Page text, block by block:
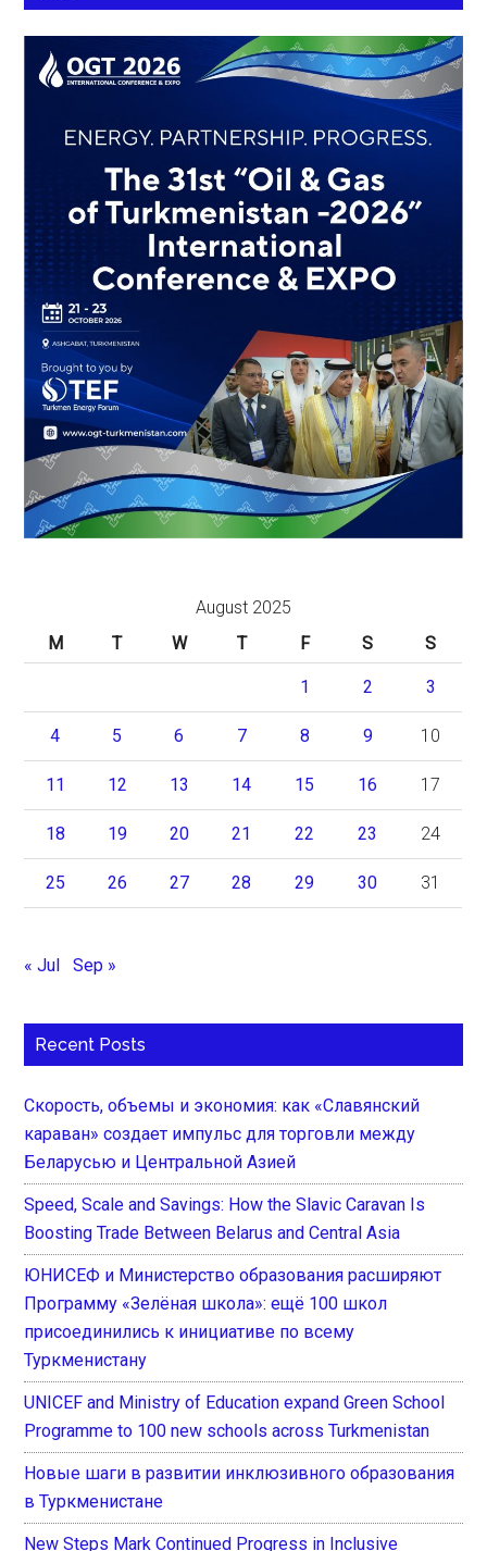
August 2025
M
T W T F S S
1 2 3
4 5 6 7 8 9 10
11 12 13 14 15 16 17
18 19 20 21 22 23 24
25 26 27 28 29 30 31
« Jul Sep »
Recent Posts
Скорость, объемы и экономия: как «Славянский
караван» создает импульс для торговли между
Беларусью и Центральной Азией
Speed, Scale and Savings: How the Slavic Caravan Is
Boosting Trade Between Belarus and Central Asia
ЮНИСЕФ и Министерство образования расширяют
Программу «Зелёная школа»: ещё 100 школ
присоединились к инициативе по всему
Туркменистану
UNICEF and Ministry of Education expand Green School
Programme to 100 new schools across Turkmenistan
Новые шаги в развитии инклюзивного образования
в Туркменистане
New Steps Mark Continued Progress in Inclusive